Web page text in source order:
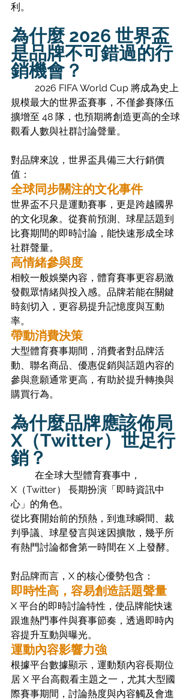
利。
為什麼 2026 世界盃
是品牌不可錯過的行
銷機會？
規模最大的世界盃賽事，不僅參賽隊伍
擴增至 48 隊，也預期將創造更高的全球
觀看人數與社群討論聲量。
對品牌來說，世界盃具備三大行銷價
值：
全球同步關注的文化事件
世界盃不只是運動賽事，更是跨越國界
的文化現象。從賽前預測、球星話題到
比賽期間的即時討論，能快速形成全球
社群聲量。
高情緒參與度
相較一般娛樂內容，體育賽事更容易激
發觀眾情緒與投入感。品牌若能在關鍵
時刻切入，更容易提升記憶度與互動
率。
帶動消費決策
大型體育賽事期間，消費者對品牌活
動、聯名商品、優惠促銷與話題內容的
參與意願通常更高，有助於提升轉換與
購買行為。
為什麼品牌應該佈局
X（Twitter）世足行
銷？
X（Twitter） 長期扮演「即時資訊中
心」的角色。
從比賽開始前的預熱，到進球瞬間、裁
判爭議、球星發言與迷因擴散，幾乎所
有熱門討論都會第一時間在 X 上發酵。
對品牌而言，X 的核心優勢包含：
即時性高，容易創造話題聲量
X 平台的即時討論特性，使品牌能快速
跟進熱門事件與賽事節奏，透過即時內
容提升互動與曝光。
運動內容影響力強
根據平台數據顯示，運動類內容長期位
居 X 平台高觀看主題之一，尤其大型國
際賽事期間，討論熱度與內容觸及會進